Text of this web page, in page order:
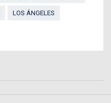
LOS ÁNGELES